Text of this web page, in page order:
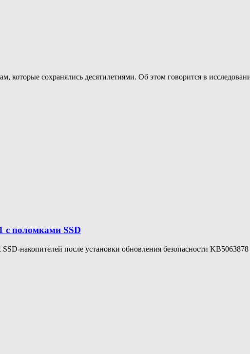
которые сохранялись десятилетиями. Об этом говорится в
с поломками SSD
накопителей после установки обновления безопасности